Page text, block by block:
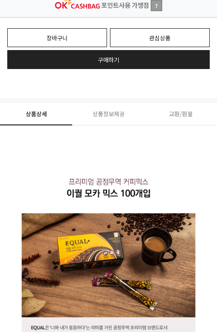
포인트사용 가맹점 ?
장바구니 관심상품
구매하기
상품상세 상품정보제공 교환/환불